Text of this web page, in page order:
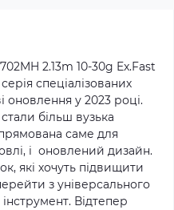
2.13m 10-30g Ex.Fast
спеціалізованих
оновлення у 2023 році.
більш вузька
саме для
і оновлений дизайн.
які хочуть підвищити
з універсального
Відтепер